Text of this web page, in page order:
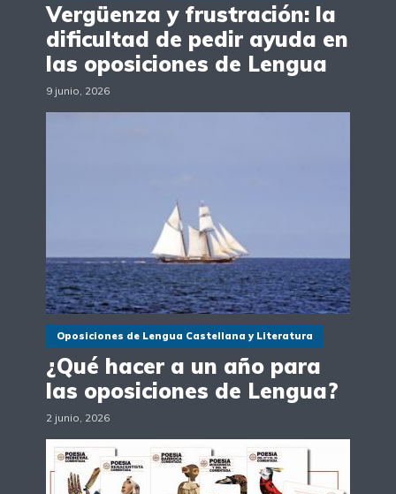
Vergüenza y frustración: la
dificultad de pedir ayuda en
las oposiciones de Lengua
9 junio, 2026
Oposiciones de Lengua Castellana y Literatura
¿Qué hacer a un año para
las oposiciones de Lengua?
2 junio, 2026